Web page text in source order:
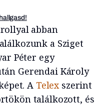
abban
a Sziget
Péter egy
Gerendai Károly
A Telexszerint
találkozott, és